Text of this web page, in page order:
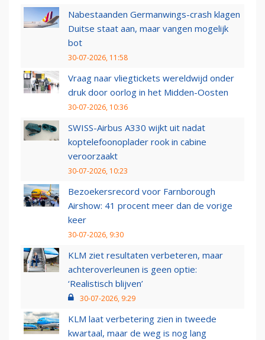
Nabestaanden Germanwings-crash klagen
Duitse staat aan, maar vangen mogelijk
bot
30-07-2026, 11:58
Vraag naar vliegtickets wereldwijd onder
druk door oorlog in het Midden-Oosten
30-07-2026, 10:36
SWISS-Airbus A330 wijkt uit nadat
koptelefoonoplader rook in cabine
veroorzaakt
30-07-2026, 10:23
Bezoekersrecord voor Farnborough
Airshow: 41 procent meer dan de vorige
keer
30-07-2026, 9:30
KLM ziet resultaten verbeteren, maar
achteroverleunen is geen optie:
‘Realistisch blijven’
30-07-2026, 9:29
KLM laat verbetering zien in tweede
kwartaal, maar de weg is nog lang